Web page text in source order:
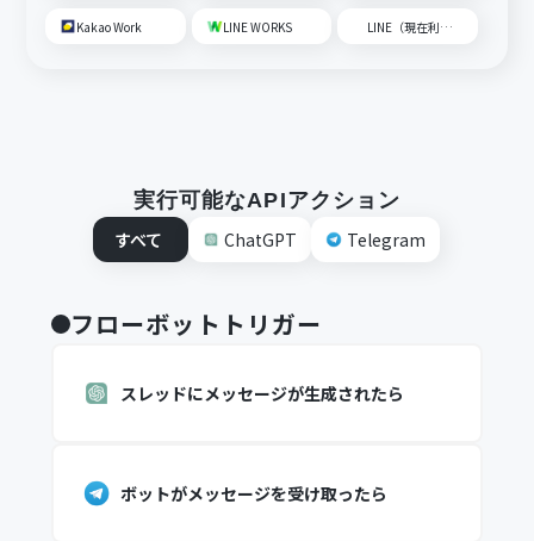
Kakao Work LINE WORKS LINE（現在利用不可）
実行可能なAPIアクション
すべて
ChatGPT Telegram
フローボットトリガー
スレッドにメッセージが生成されたら
ボットがメッセージを受け取ったら